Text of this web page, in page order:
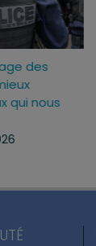
des
mieux
qui nous
2026